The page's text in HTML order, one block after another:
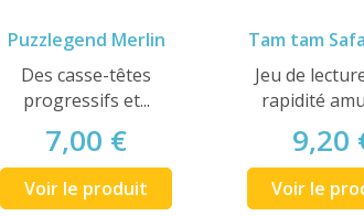
Puzzlegend Merlin
Des casse-têtes
progressifs et...
7,00 €
Voir le produit
Tam tam
Jeu de
rapidité
9,20
Voir le